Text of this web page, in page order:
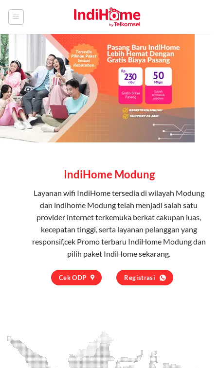
IndiHome Modung
Layanan wifi IndiHometersedia di wilayah Modung
dan indihome Modung telah menjadi salah satu
provider internet terkemuka berkat cakupan luas,
kecepatan tinggi, serta layanan pelanggan yang
responsif,cek Promo terbaru IndiHome Modung dan
pilih paket IndiHomesekarang.
Cek ODP Registrasi